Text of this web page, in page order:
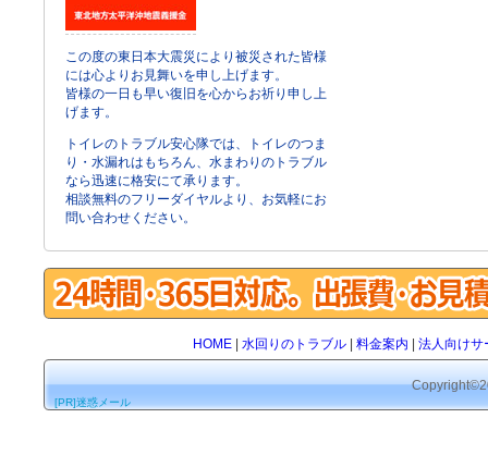
この度の東日本大震災により被災された皆様
には心よりお見舞いを申し上げます。
皆様の一日も早い復旧を心からお祈り申し上
げます。
トイレのトラブル安心隊では、トイレのつま
り・水漏れはもちろん、水まわりのトラブル
なら迅速に格安にて承ります。
相談無料のフリーダイヤルより、お気軽にお
問い合わせください。
HOME| 水回りのトラブル| 料金案内 法人向けサ
[PR]迷惑メール